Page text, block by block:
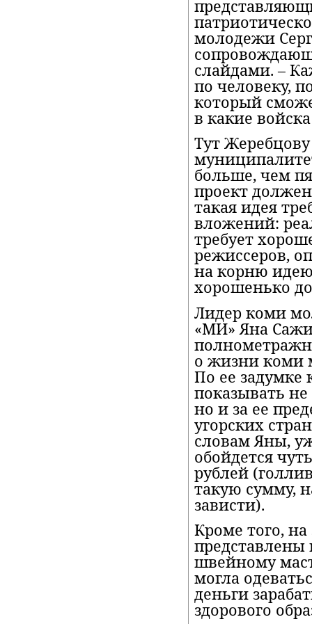
молодежи
слайдами. –
по человеку,
который
в какие
Тут
больше, чем
проект
такая идея
вложений:
требует
режиссеров,
на корню
хорошенько
Лидер коми
«МИ» Яна
о жизни коми
По ее задумке
показывать не
но и за ее
угорских
словам Яны,
обойдется
рублей
такую сумму,
зависти).
Кроме того,
представлены
швейному
могла
деньги
здорового